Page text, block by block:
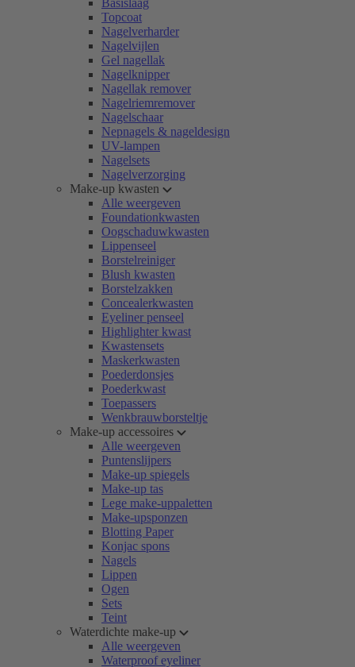
Basislaag
Topcoat
Nagelverharder
Nagelvijlen
Gel nagellak
Nagelknipper
Nagellak remover
Nagelriemremover
Nagelschaar
Nepnagels & nageldesign
UV-lampen
Nagelsets
Nagelverzorging
Make-up kwasten
Alle weergeven
Foundationkwasten
Oogschaduwkwasten
Lippenseel
Borstelreiniger
Blush kwasten
Borstelzakken
Concealerkwasten
Eyeliner penseel
Highlighter kwast
Kwastensets
Maskerkwasten
Poederdonsjes
Poederkwast
Toepassers
Wenkbrauwborsteltje
Make-up accessoires
Alle weergeven
Puntenslijpers
Make-up spiegels
Make-up tas
Lege make-uppaletten
Make-upsponzen
Blotting Paper
Konjac spons
Nagels
Lippen
Ogen
Sets
Teint
Waterdichte make-up
Alle weergeven
Waterproof eyeliner